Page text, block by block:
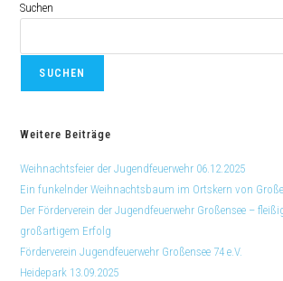
Suchen
SUCHEN
Weitere Beiträge
Weihnachtsfeier der Jugendfeuerwehr 06.12.2025
Ein funkelnder Weihnachtsbaum im Ortskern von
Der Förderverein der Jugendfeuerwehr Großensee –
großartigem Erfolg
Förderverein Jugendfeuerwehr Großensee 74 e.V.
Heidepark 13.09.2025